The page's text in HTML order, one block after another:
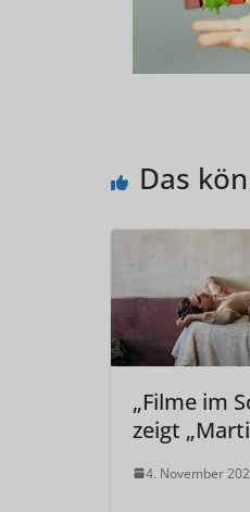
Das
„Filme im
zeigt
4. November